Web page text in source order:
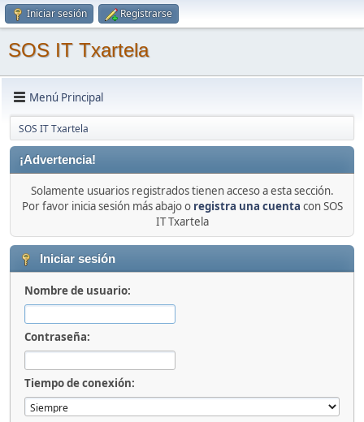
Iniciar sesión Registrarse
SOS IT Txartela
Menú Principal
SOS IT Txartela
¡Advertencia!
Solamente usuarios registrados tienen acceso a esta sección.
Por favor inicia sesión más abajo o registra una cuenta con SOS
IT Txartela
Iniciar sesión
Nombre de usuario:
Contraseña:
Tiempo de conexión: